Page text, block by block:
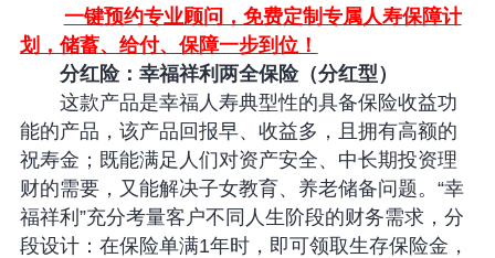
一键预约专业顾问，免费定制专属人寿保障计
划，储蓄、给付、保障一步到位！
分红险：幸福祥利两全保险（分红型）
这款产品是幸福人寿典型性的具备保险收益功
能的产品，该产品回报早、收益多，且拥有高额的
祝寿金；既能满足人们对资产安全、中长期投资理
财的需要，又能解决子女教育、养老储备问题。“幸
福祥利”充分考量客户不同人生阶段的财务需求，分
段设计：在保险单满1年时，即可领取生存保险金，